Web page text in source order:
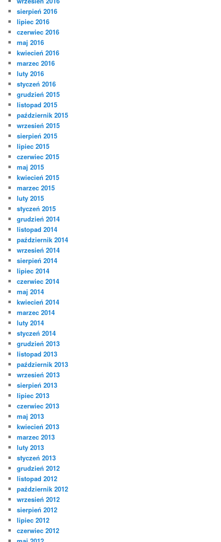
sierpień 2016
lipiec 2016
czerwiec 2016
maj 2016
kwiecień 2016
marzec 2016
luty 2016
styczeń 2016
grudzień 2015
listopad 2015
październik 2015
wrzesień 2015
sierpień 2015
lipiec 2015
czerwiec 2015
maj 2015
kwiecień 2015
marzec 2015
luty 2015
styczeń 2015
grudzień 2014
listopad 2014
październik 2014
wrzesień 2014
sierpień 2014
lipiec 2014
czerwiec 2014
maj 2014
kwiecień 2014
marzec 2014
luty 2014
styczeń 2014
grudzień 2013
listopad 2013
październik 2013
wrzesień 2013
sierpień 2013
lipiec 2013
czerwiec 2013
maj 2013
kwiecień 2013
marzec 2013
luty 2013
styczeń 2013
grudzień 2012
listopad 2012
październik 2012
wrzesień 2012
sierpień 2012
lipiec 2012
czerwiec 2012